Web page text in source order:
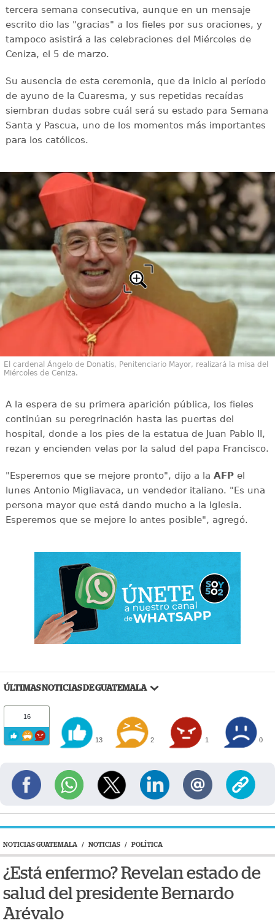
tercera semana consecutiva, aunque en un mensaje
escrito dio las "gracias" a los fieles por sus oraciones, y
tampoco asistirá a las celebraciones del Miércoles de
Ceniza, el 5 de marzo.
Su ausencia de esta ceremonia, que da inicio al período
de ayuno de la Cuaresma, y sus repetidas recaídas
siembran dudas sobre cuál será su estado para Semana
Santa y Pascua, uno de los momentos más importantes
para los católicos.
El cardenal Ángelo de Donatis, Penitenciario Mayor, realizará la misa del
Miércoles de Ceniza.
A la espera de su primera aparición pública, los fieles
continúan su peregrinación hasta las puertas del
hospital, donde a los pies de la estatua de Juan Pablo II,
rezan y encienden velas por la salud del papa Francisco.
"Esperemos que se mejore pronto", dijo a la AFPel
lunes Antonio Migliavaca, un vendedor italiano. "Es una
persona mayor que está dando mucho a la Iglesia.
Esperemos que se mejore lo antes posible", agregó.
ÚLTIMAS NOTICIAS DE GUATEMALA
16
13 2 1 0
NOTICIAS GUATEMALA / NOTICIAS / POLÍTICA
¿Está enfermo? Revelan estado de
salud del presidente Bernardo
Arévalo